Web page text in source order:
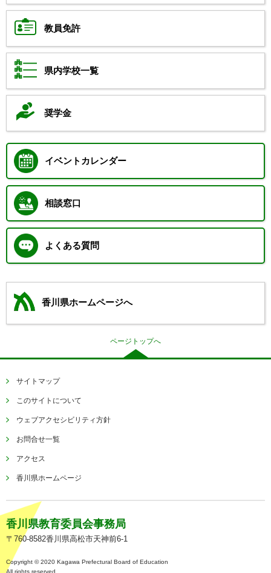
教員免許
県内学校一覧
奨学金
イベントカレンダー
相談窓口
よくある質問
香川県ホームページへ
ページトップへ
サイトマップ
このサイトについて
ウェブアクセシビリティ方針
お問合せ一覧
アクセス
香川県ホームページ
香川県教育委員会事務局
〒760-8582香川県高松市天神前6-1
Copyright © 2020 Kagawa Prefectural Board of Education
All rights reserved.